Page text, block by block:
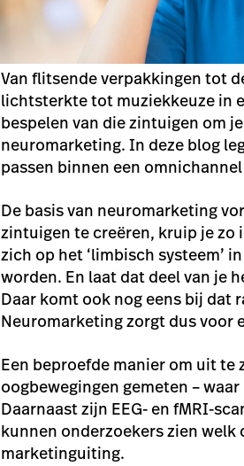
Van flitsende verpakkingen tot
lichtsterkte tot muziekkeuze in
bespelen van die zintuigen om
neuromarketing. In deze blog
passen binnen een
De basis van neuromarketing
zintuigen te creëren, kruip je
zich op het ‘limbisch systeem’
worden. En laat dat deel van je
Daar komt ook nog eens bij dat
Neuromarketing zorgt dus voor
Een beproefde manier om uit te
oogbewegingen gemeten –
Daarnaast zijn EEG- en fMRI-
kunnen onderzoekers zien welk
marketinguiting.